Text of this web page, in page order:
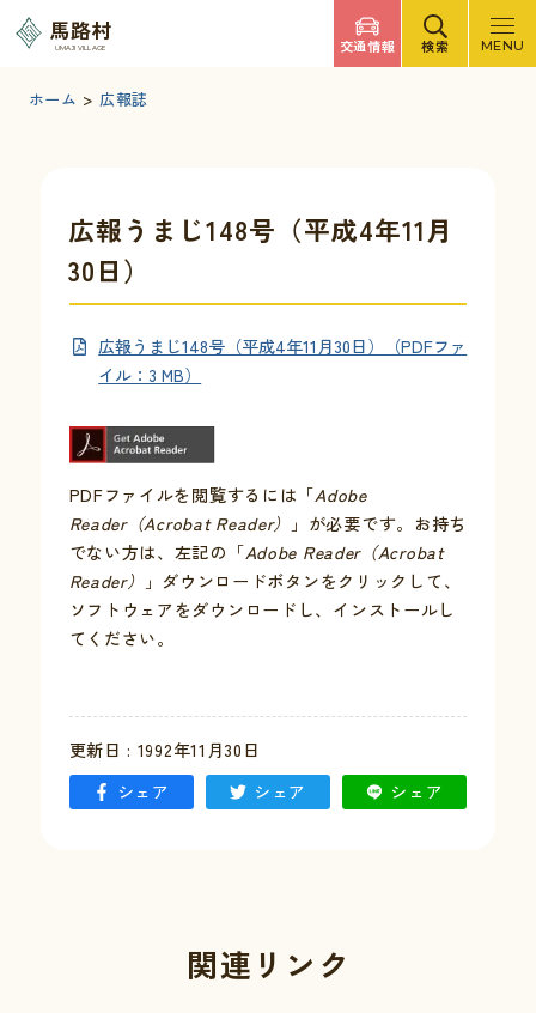
馬路村
UMAJI VILLAGE 交通情報 検索 MENU
ホーム > 広報誌
広報うまじ148号（平成4年11月
30日）
広報うまじ148号（平成4年11月30日）（PDFファ
イル：3 MB）
PDFファイルを閲覧するには「Adobe
Reader（Acrobat Reader） 」が必要です。お持ち
でない方は、左記の「Adobe Reader（Acrobat
Reader） 」ダウンロードボタンをクリックして、
ソフトウェアをダウンロードし、インストールし
てください。
更新日 : 1992年11月30日
シェア
シェア シェア
関連リンク
観光・イベント
移住・定住
ふるさと納税
お問い合わせ
例規集
文字サイズ